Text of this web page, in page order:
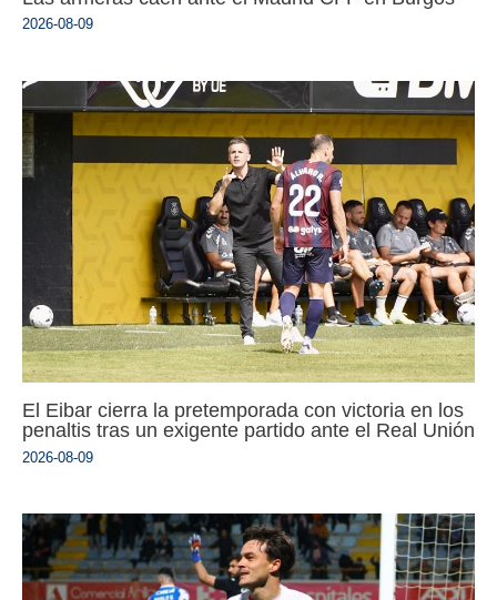
2026-08-09
El Eibar cierra la pretemporada con victoria en los
penaltis tras un exigente partido ante el Real Unión
2026-08-09